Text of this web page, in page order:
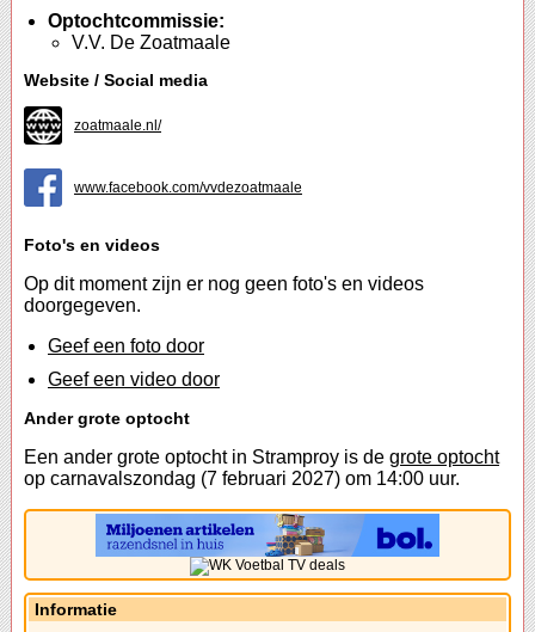
Optochtcommissie:
V.V. De Zoatmaale
Website / Social media
zoatmaale.nl/
www.facebook.com/vvdezoatmaale
Foto's en videos
Op dit moment zijn er nog geen foto's en videos
doorgegeven.
Geef een foto door
Geef een video door
Ander grote optocht
Een ander grote optocht in Stramproy is de grote optocht
op carnavalszondag (7 februari 2027) om 14:00 uur.
Informatie